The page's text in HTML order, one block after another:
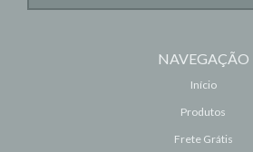
NAVEGAÇÃO
Início
Produtos
Frete Grátis